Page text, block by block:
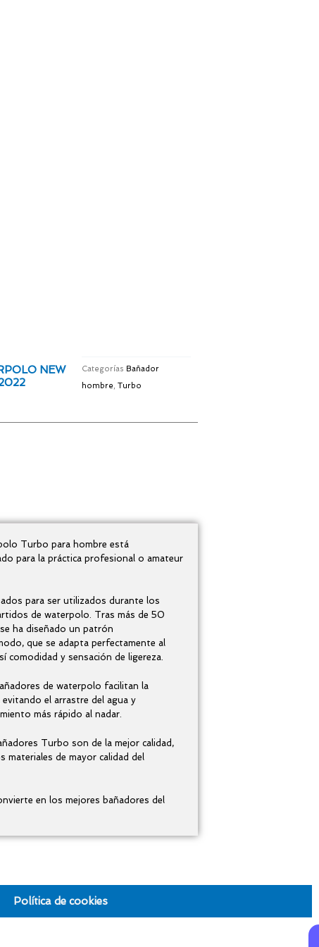
NEW
Categorías Bañador
hombre, Turbo
Turbo para hombre está
para la práctica profesional o amateur
para ser utilizados durante los
de waterpolo. Tras más de 50
ha diseñado un patrón
que se adapta perfectamente al
comodidad y sensación de ligereza.
de waterpolo facilitan la
evitando el arrastre del agua y
más rápido al nadar.
Turbo son de la mejor calidad,
materiales de mayor calidad del
en los mejores bañadores del
Política de cookies